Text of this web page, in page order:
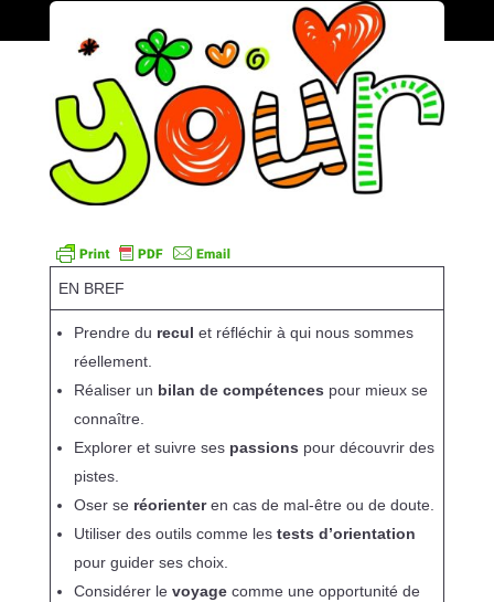
EN BREF
Prendre du recul et réfléchir à qui nous sommes
réellement.
Réaliser un bilan de compétences pour mieux se
connaître.
Explorer et suivre ses passions pour découvrir des
pistes.
Oser se réorienteren cas de mal-être ou de doute.
Utiliser des outils comme les tests d’orientation
pour guider ses choix.
Considérer le voyagecomme une opportunité de